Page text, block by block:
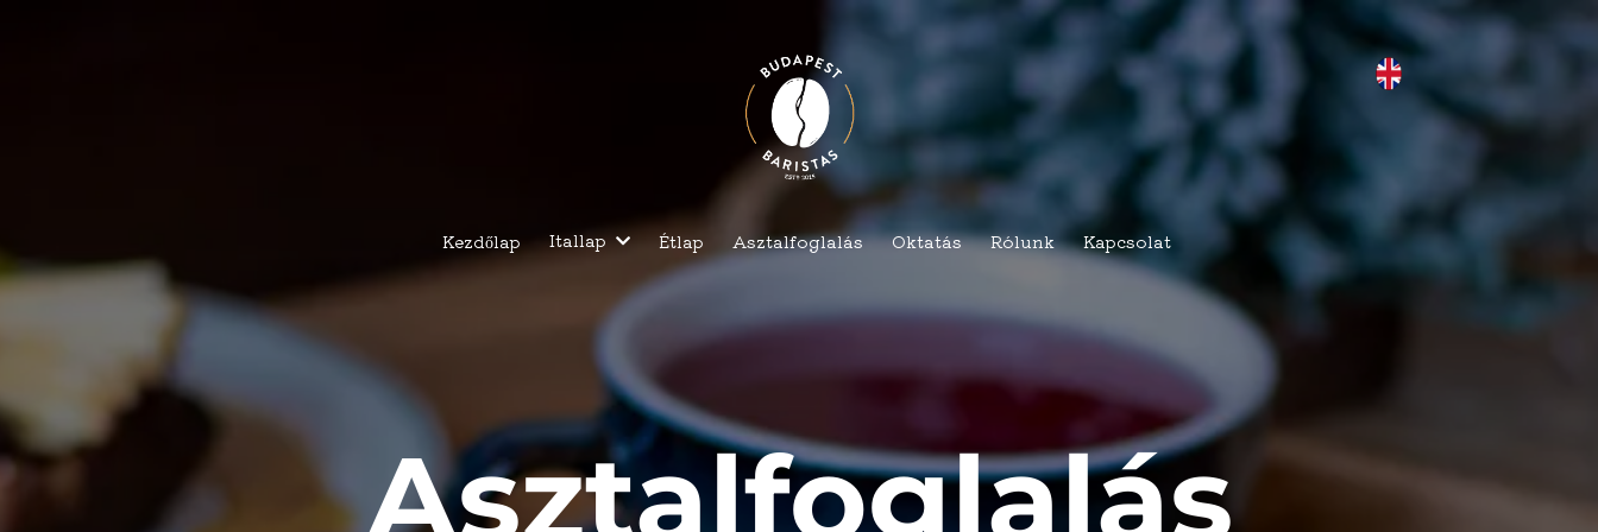
Kezdőlap Itallap Étlap Asztalfoglalás Oktatás Rólunk Kapcsolat
Asztalfoglalás